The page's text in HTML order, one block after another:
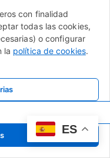
con finalidad
todas las cookies,
o configurar
la política de cookies.
ES